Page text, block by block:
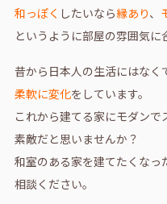
和っぽく したいなら縁あり、
というように部屋の雰囲気に
昔から日本人の生活にはなく
柔軟に変化をしています。
これから建てる家にモダンで
素敵だと思いませんか？
和室のある家を建てたくな
相談ください。